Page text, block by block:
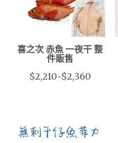
喜之次 赤魚 一夜干 整
件販售
$2,210-$2,360